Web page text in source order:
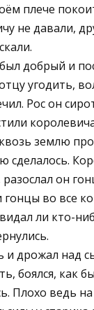
плече
не давали,
добрый и
угодить,
Рос он
землю
сделалось.
разослал он
гонцы во все
ли кто-
и дрожал над
боялся, как
Плохо ведь